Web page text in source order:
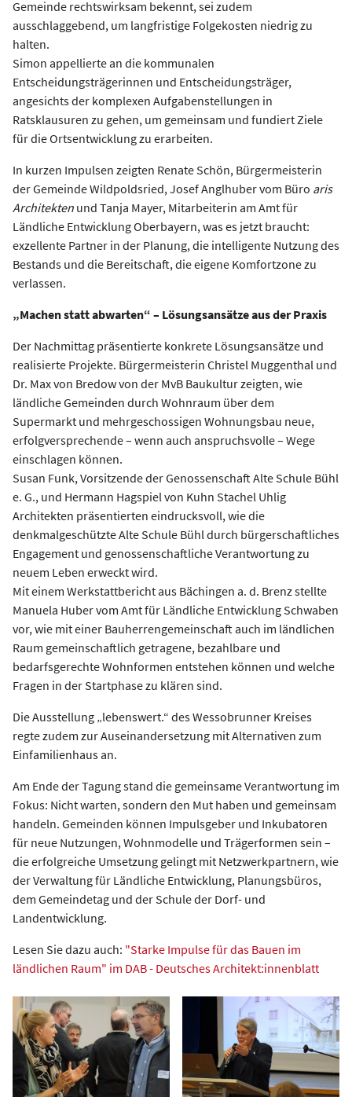
Gemeinde rechtswirksam bekennt, sei zudem
ausschlaggebend, um langfristige Folgekosten niedrig zu
halten.
Simon appellierte an die kommunalen
Entscheidungsträgerinnen und Entscheidungsträger,
angesichts der komplexen Aufgabenstellungen in
Ratsklausuren zu gehen, um gemeinsam und fundiert Ziele
für die Ortsentwicklung zu erarbeiten.
In kurzen Impulsen zeigten Renate Schön, Bürgermeisterin
der Gemeinde Wildpoldsried, Josef Anglhuber vom Büro aris
Architekten und Tanja Mayer, Mitarbeiterin am Amt für
Ländliche Entwicklung Oberbayern, was es jetzt braucht:
exzellente Partner in der Planung, die intelligente Nutzung des
Bestands und die Bereitschaft, die eigene Komfortzone zu
verlassen.
„Machen statt abwarten“ – Lösungsansätze aus der Praxis
Der Nachmittag präsentierte konkrete Lösungsansätze und
realisierte Projekte. Bürgermeisterin Christel Muggenthal und
Dr. Max von Bredow von der MvB Baukultur zeigten, wie
ländliche Gemeinden durch Wohnraum über dem
Supermarkt und mehrgeschossigen Wohnungsbau neue,
erfolgversprechende – wenn auch anspruchsvolle – Wege
einschlagen können.
Susan Funk, Vorsitzende der Genossenschaft Alte Schule Bühl
e. G., und Hermann Hagspiel von Kuhn Stachel Uhlig
Architekten präsentierten eindrucksvoll, wie die
denkmalgeschützte Alte Schule Bühl durch bürgerschaftliches
Engagement und genossenschaftliche Verantwortung zu
neuem Leben erweckt wird.
Mit einem Werkstattbericht aus Bächingen a. d. Brenz stellte
Manuela Huber vom Amt für Ländliche Entwicklung Schwaben
vor, wie mit einer Bauherrengemeinschaft auch im ländlichen
Raum gemeinschaftlich getragene, bezahlbare und
bedarfsgerechte Wohnformen entstehen können und welche
Fragen in der Startphase zu klären sind.
Die Ausstellung „lebenswert.“ des Wessobrunner Kreises
regte zudem zur Auseinandersetzung mit Alternativen zum
Einfamilienhaus an.
Am Ende der Tagung stand die gemeinsame Verantwortung im
Fokus: Nicht warten, sondern den Mut haben und gemeinsam
handeln. Gemeinden können Impulsgeber und Inkubatoren
für neue Nutzungen, Wohnmodelle und Trägerformen sein –
die erfolgreiche Umsetzung gelingt mit Netzwerkpartnern, wie
der Verwaltung für Ländliche Entwicklung, Planungsbüros,
dem Gemeindetag und der Schule der Dorf- und
Landentwicklung.
Lesen Sie dazu auch: "Starke Impulse für das Bauen im
ländlichen Raum" im DAB - Deutsches Architekt:innenblatt